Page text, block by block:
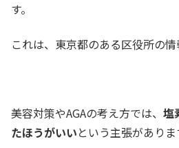
す。
これは、東京都のある区役所の情
美容対策やAGAの考え方では、 塩
たほうがいいという主張がありま